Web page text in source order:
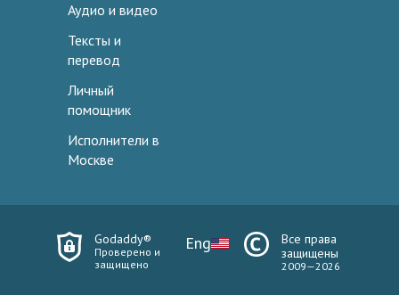
Аудио и видео
Тексты и
перевод
Личный
помощник
Исполнители в
Москве
Godaddy®
Проверено и
защищено
Eng
Все права
защищены
2009—2026